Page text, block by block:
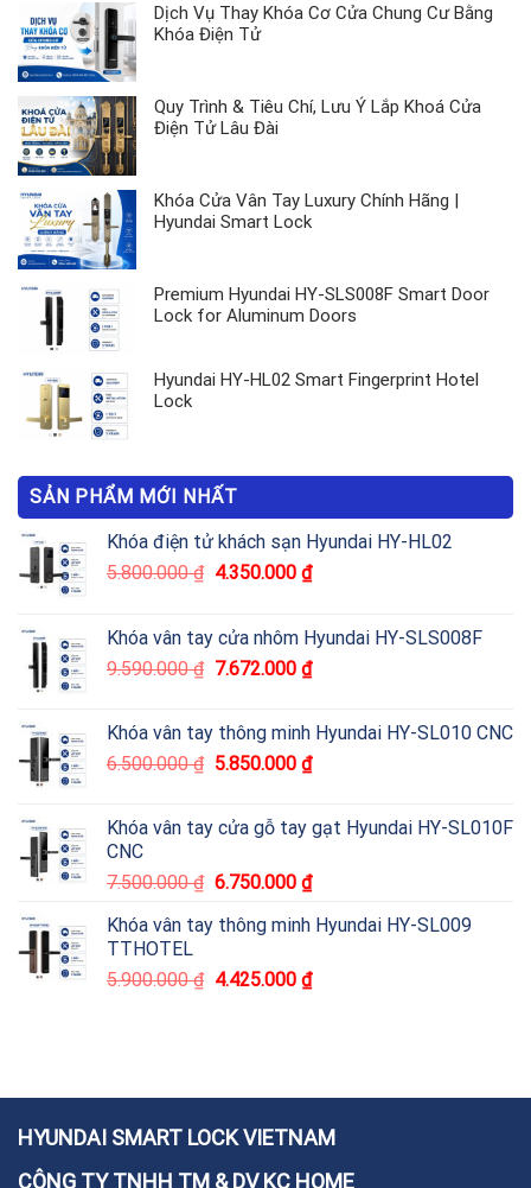
Dịch Vụ Thay Khóa Cơ Cửa Chung Cư Bằng
Khóa Điện Tử
Quy Trình & Tiêu Chí, Lưu Ý Lắp Khoá Cửa
Điện Tử Lâu Đài
Khóa Cửa Vân Tay Luxury Chính Hãng |
Hyundai Smart Lock
Premium Hyundai HY-SLS008F Smart Door
Lock for Aluminum Doors
Hyundai HY-HL02 Smart Fingerprint Hotel
Lock
SẢN PHẨM MỚI NHẤT
Khóa điện tử khách sạn Hyundai HY-HL02
5.800.000₫ 4.350.000 ₫
Khóa vân tay cửa nhôm Hyundai HY-SLS008F
9.590.000₫ 7.672.000 ₫
Khóa vân tay thông minh Hyundai HY-SL010 CNC
6.500.000₫ 5.850.000 ₫
Khóa vân tay cửa gỗ tay gạt Hyundai HY-SL010F
CNC
7.500.000₫ 6.750.000 ₫
Khóa vân tay thông minh Hyundai HY-SL009
TTHOTEL
5.900.000₫ 4.425.000 ₫
HYUNDAI SMART LOCK VIETNAM
CÔNG TY TNHH TM & DV KC HOME